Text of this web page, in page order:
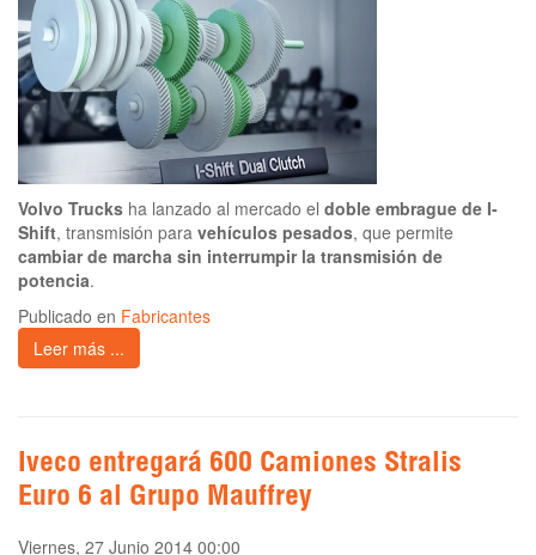
Volvo Trucks ha lanzado al mercado el doble embrague de I-
Shift, transmisión para vehículos pesados, que permite
cambiar de marcha sin interrumpir la transmisión de
potencia.
Publicado en Fabricantes
Leer más ...
Iveco entregará 600 Camiones Stralis
Euro 6 al Grupo Mauffrey
Viernes, 27 Junio 2014 00:00